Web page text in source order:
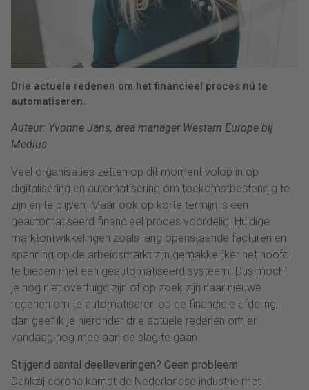
Drie actuele redenen om het financieel proces nú te
automatiseren.
Auteur: Yvonne Jans, area manager Western Europe bij
Medius
Veel organisaties zetten op dit moment volop in op
digitalisering en automatisering om toekomstbestendig te
zijn en te blijven. Maar ook op korte termijn is een
geautomatiseerd financieel proces voordelig. Huidige
marktontwikkelingen zoals lang openstaande facturen en
spanning op de arbeidsmarkt zijn gemakkelijker het hoofd
te bieden met een geautomatiseerd systeem. Dus mocht
je nog niet overtuigd zijn of op zoek zijn naar nieuwe
redenen om te automatiseren op de financiële afdeling,
dan geef ik je hieronder drie actuele redenen om er
vandaag nog mee aan de slag te gaan.
Stijgend aantal deelleveringen? Geen probleem
Dankzij corona kampt de Nederlandse industrie met